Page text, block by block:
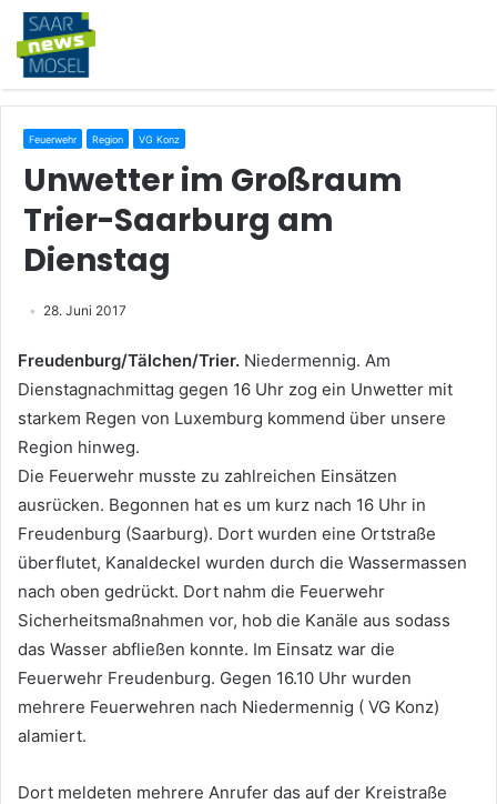
Feuerwehr Region VG Konz
Unwetter im Großraum
Trier-Saarburg am
Dienstag
28. Juni 2017
Freudenburg/Tälchen/Trier. Niedermennig. Am
Dienstagnachmittag gegen 16 Uhr zog ein Unwetter mit
starkem Regen von Luxemburg kommend über unsere
Region hinweg.
Die Feuerwehr musste zu zahlreichen Einsätzen
ausrücken. Begonnen hat es um kurz nach 16 Uhr in
Freudenburg (Saarburg). Dort wurden eine Ortstraße
überflutet, Kanaldeckel wurden durch die Wassermassen
nach oben gedrückt. Dort nahm die Feuerwehr
Sicherheitsmaßnahmen vor, hob die Kanäle aus sodass
das Wasser abfließen konnte. Im Einsatz war die
Feuerwehr Freudenburg. Gegen 16.10 Uhr wurden
mehrere Feuerwehren nach Niedermennig ( VG Konz)
alamiert.
Dort meldeten mehrere Anrufer das auf der Kreistraße